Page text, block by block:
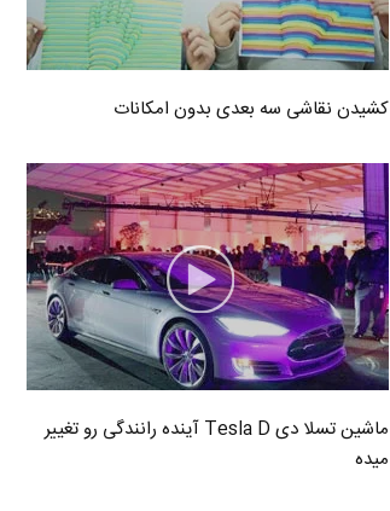
کشیدن نقاشی سه بعدی بدون امکانات
ماشین تسلا دی Tesla D آینده رانندگی رو تغییر
میده